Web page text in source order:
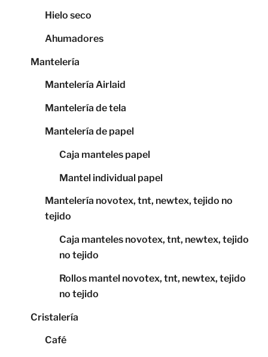
Hielo seco
Ahumadores
Mantelería
Mantelería Airlaid
Mantelería de tela
Mantelería de papel
Caja manteles papel
Mantel individual papel
Mantelería novotex, tnt, newtex, tejido no
tejido
Caja manteles novotex, tnt, newtex, tejido
no tejido
Rollos mantel novotex, tnt, newtex, tejido
no tejido
Cristalería
Café